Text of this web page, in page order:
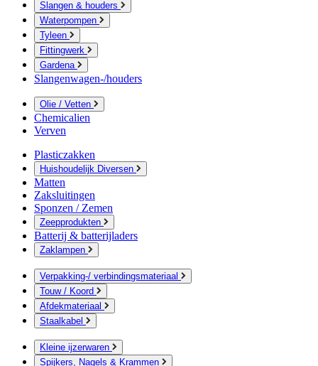
Slangen & houders
Waterpompen
Tyleen
Fittingwerk
Gardena
Slangenwagen-/houders
Olie / Vetten
Chemicalien
Verven
Plasticzakken
Huishoudelijk Diversen
Matten
Zaksluitingen
Sponzen / Zemen
Zeepprodukten
Batterij & batterijladers
Zaklampen
Verpakking-/ verbindingsmateriaal
Touw / Koord
Afdekmateriaal
Staalkabel
Kleine ijzerwaren
Spijkers, Nagels & Krammen